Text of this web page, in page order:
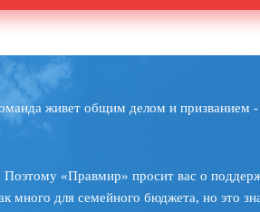
живет общим делом и призванием
Поэтому «Правмир» просит вас о
много для семейного бюджета, но это